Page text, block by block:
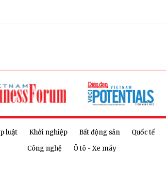
luật Khởi nghiệp Bất động sản Quốc tế
Công nghệ
Ô tô - Xe máy